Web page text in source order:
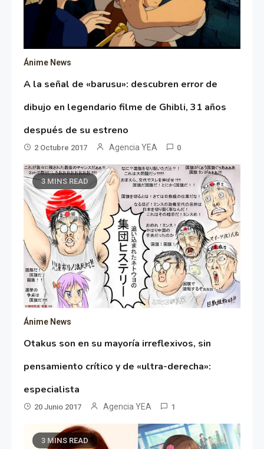
Ánime News
A la señal de «barusu»: descubren error de
dibujo en legendario filme de Ghibli, 31 años
después de su estreno
2 Octubre 2017 Agencia YEA 0
3 MINS READ
Ánime News
Otakus son en su mayoría irreflexivos, sin
pensamiento crítico y de «ultra-derecha»:
especialista
20 Junio 2017 Agencia YEA 1
3 MINS READ